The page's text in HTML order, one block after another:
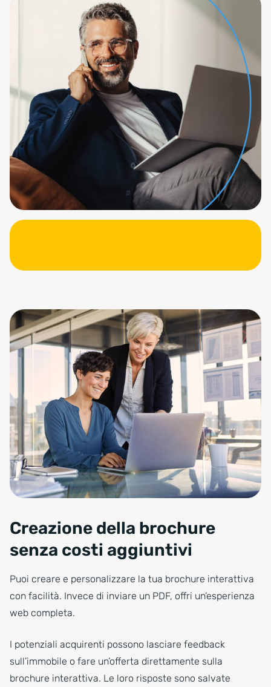
Creazione della brochure
senza costi aggiuntivi
Puoi creare e personalizzare la tua brochure interattiva
con facilità. Invece di inviare un PDF, offri un’esperienza
web completa.
I potenziali acquirenti possono lasciare feedback
sull’immobile o fare un’offerta direttamente sulla
brochure interattiva. Le loro risposte sono salvate